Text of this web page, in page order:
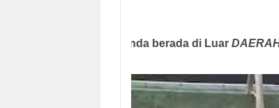
(Jika wilayah anda berada di Luar